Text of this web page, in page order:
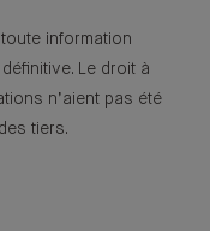
information
Le droit à
n’aient pas été
tiers.